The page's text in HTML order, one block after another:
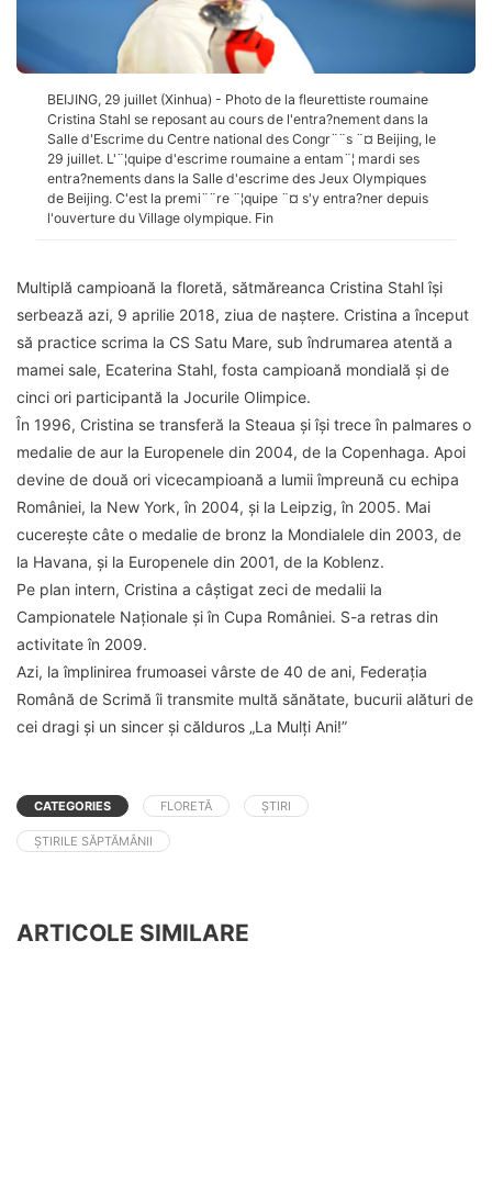
BEIJING, 29 juillet (Xinhua) - Photo de la fleurettiste roumaine
Cristina Stahl se reposant au cours de l'entra?nement dans la
Salle d'Escrime du Centre national des Congr¨¨s ¨¤ Beijing, le
29 juillet. L'¨¦quipe d'escrime roumaine a entam¨¦ mardi ses
entra?nements dans la Salle d'escrime des Jeux Olympiques
de Beijing. C'est la premi¨¨re ¨¦quipe ¨¤ s'y entra?ner depuis
l'ouverture du Village olympique. Fin
Multiplă campioană la floretă, sătmăreanca Cristina Stahl îşi
serbează azi, 9 aprilie 2018, ziua de naştere. Cristina a început
să practice scrima la CS Satu Mare, sub îndrumarea atentă a
mamei sale, Ecaterina Stahl, fosta campioană mondială şi de
cinci ori participantă la Jocurile Olimpice.
În 1996, Cristina se transferă la Steaua şi îşi trece în palmares o
medalie de aur la Europenele din 2004, de la Copenhaga. Apoi
devine de două ori vicecampioană a lumii împreună cu echipa
României, la New York, în 2004, și la Leipzig, în 2005. Mai
cucerește câte o medalie de bronz la Mondialele din 2003, de
la Havana, şi la Europenele din 2001, de la Koblenz.
Pe plan intern, Cristina a câștigat zeci de medalii la
Campionatele Naționale și în Cupa României. S-a retras din
activitate în 2009.
Azi, la împlinirea frumoasei vârste de 40 de ani, Federația
Română de Scrimă îi transmite multă sănătate, bucurii alături de
cei dragi și un sincer și călduros „La Mulți Ani!”
CATEGORIES FLORETĂ ȘTIRI
ȘTIRILE SĂPTĂMÂNII
ARTICOLE SIMILARE